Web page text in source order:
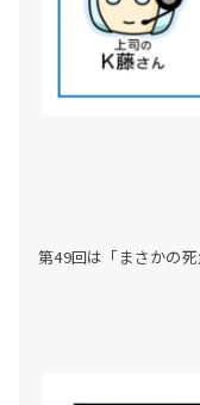
第49回は「まさかの死